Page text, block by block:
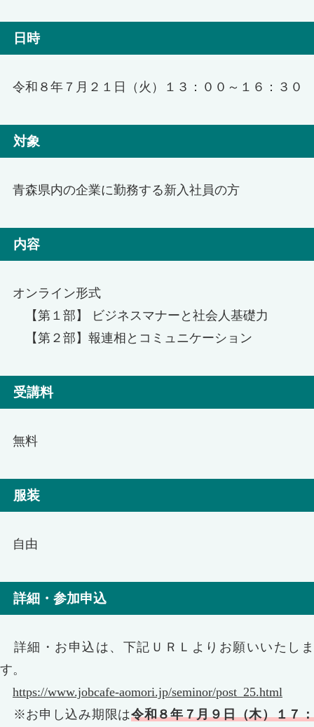
日時
令和８年７月２１日（火）１３：００～１６：３０
対象
青森県内の企業に勤務する新入社員の方
内容
オンライン形式
【第１部】 ビジネスマナーと社会人基礎力
【第２部】報連相とコミュニケーション
受講料
無料
服装
自由
詳細・参加申込
詳細・お申込は、下記ＵＲＬよりお願いいたしま
す。
https://www.jobcafe-aomori.jp/seminor/post_25.html
※お申し込み期限は令和８年７月９日（木）１７：